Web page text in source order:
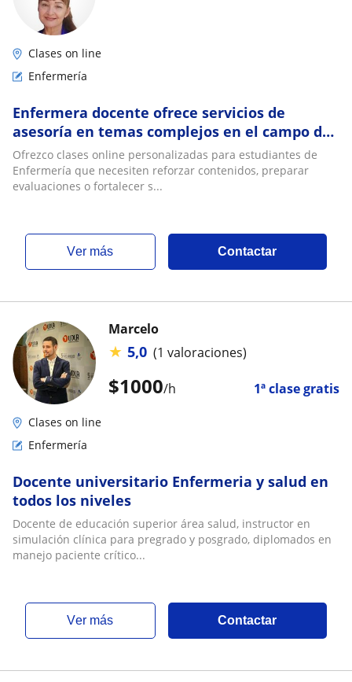
Clases on line
Enfermería
Enfermera docente ofrece servicios de
asesoría en temas complejos en el campo de
la enfermería
Ofrezco clases online personalizadas para estudiantes de
Enfermería que necesiten reforzar contenidos, preparar
evaluaciones o fortalecer s...
ver más Contactar
$1000/h 1ª clase gratis
Marcelo
★ 5,0 (1 valoraciones)
Clases on line
Enfermería
Docente universitario Enfermeria y salud en
todos los niveles
Docente de educación superior área salud, instructor en
simulación clínica para pregrado y posgrado, diplomados en
manejo paciente crítico...
ver más Contactar